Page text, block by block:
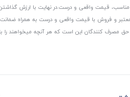
مناسب، قیمت واقعی و درست.در نهایت با ارزش
معتبر و فروش با قیمت واقعی و درست به همراه
مصرف کنندگان این است که هر آنچه میخواهند را